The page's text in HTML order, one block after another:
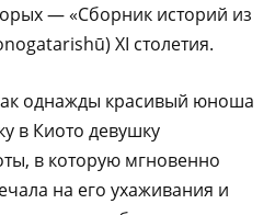
— «Сборник историй из
XI столетия.
однажды красивый юноша
в Киото девушку
в которую мгновенно
на его ухаживания и